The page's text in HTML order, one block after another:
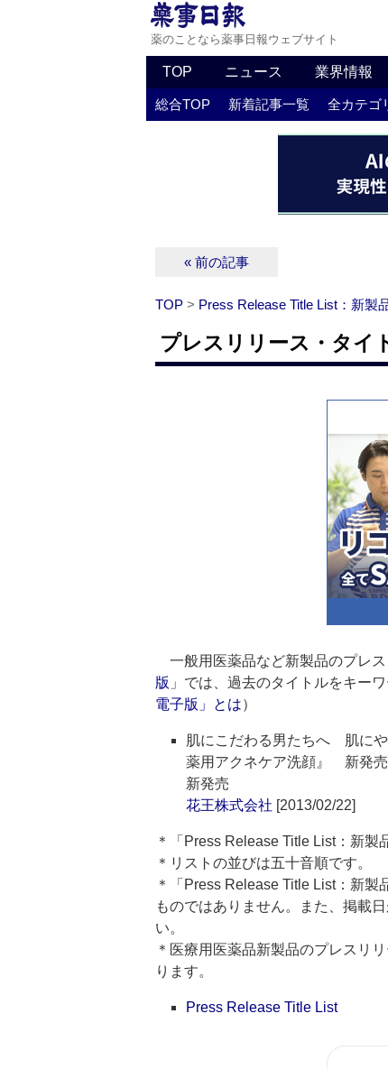
薬のことなら薬事日報ウェブサイト
TOP ニュース 業界情報
総合TOP 新着記事一覧 全カテゴ
« 前の記事
TOP > Press Release Title List：新製
プレスリリース・タ
一般用医薬品など新製品のプレス
版 」では、過去のタイトルをキー
電子版」とは）
肌にこだわる男たちへ 肌に
薬用アクネケア洗顔』 新発
新発売
花王株式会社 [2013/02/22]
＊「Press Release Title List：新製
＊リストの並びは五十音順です。
＊「Press Release Title List：新
ものではありません。また、掲載
い。
＊医療用医薬品新製品のプレスリ
ります。
Press Release Title List